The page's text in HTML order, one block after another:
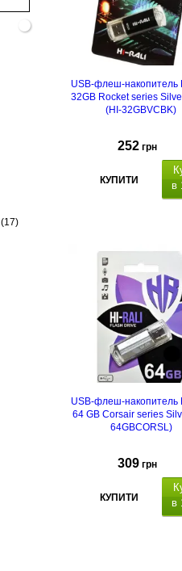
(17)
USB-флеш-накопитель
32GB Rocket series
(HI-32GBVCBK)
252 грн
КУПИТИ
в
USB-флеш-накопитель
64 GB Corsair series
64GBCORSL)
309 грн
КУПИТИ
в